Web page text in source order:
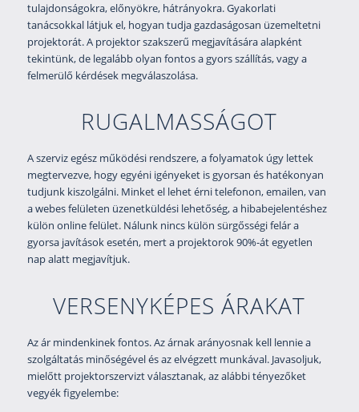
tulajdonságokra, előnyökre, hátrányokra. Gyakorlati
tanácsokkal látjuk el, hogyan tudja gazdaságosan üzemeltetni
projektorát. A projektor szakszerű megjavítására alapként
tekintünk, de legalább olyan fontos a gyors szállítás, vagy a
felmerülő kérdések megválaszolása.
RUGALMASSÁGOT
A szerviz egész működési rendszere, a folyamatok úgy lettek
megtervezve, hogy egyéni igényeket is gyorsan és hatékonyan
tudjunk kiszolgálni. Minket el lehet érni telefonon, emailen, van
a webes felületen üzenetküldési lehetőség, a hibabejelentéshez
külön online felület. Nálunk nincs külön sürgősségi felár a
gyorsa javítások esetén, mert a projektorok 90%-át egyetlen
nap alatt megjavítjuk.
VERSENYKÉPES ÁRAKAT
Az ár mindenkinek fontos. Az árnak arányosnak kell lennie a
szolgáltatás minőségével és az elvégzett munkával. Javasoljuk,
mielőtt projektorszervizt választanak, az alábbi tényezőket
vegyék figyelembe: